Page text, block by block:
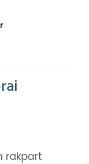
rakpart